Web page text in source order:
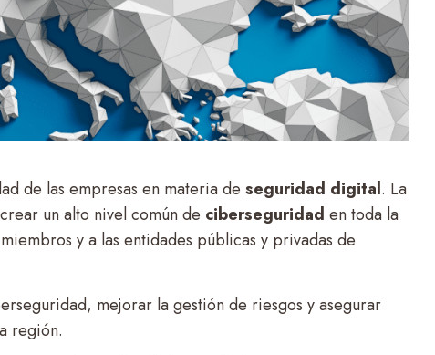
de las empresas en materia de seguridad digital. La
un alto nivel común de ciberseguridad en toda la
y a las entidades públicas y privadas de
mejorar la gestión de riesgos y asegurar
región.